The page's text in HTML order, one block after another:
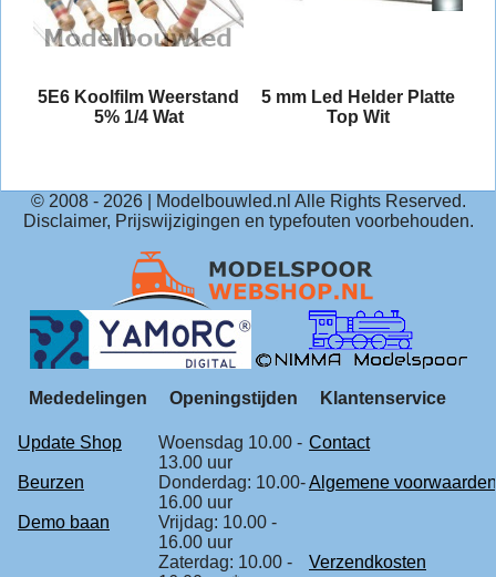
5E6 Koolfilm Weerstand
5% 1/4 Wat
5 mm Led Helder Platte
Top Wit
© 2008 - 2026| Modelbouwled.nl Alle Rights Reserved.
Disclaimer, Prijswijzigingen en typefouten voorbehouden.
Mededelingen Openingstijden Klantenservice
Update Shop
Woensdag 10.00 -
13.00 uur
Contact
Beurzen
Donderdag: 10.00-
16.00 uur
Algemene voorwaarden
Demo baan
Vrijdag: 10.00 -
16.00 uur
Zaterdag: 10.00 -
Verzendkosten